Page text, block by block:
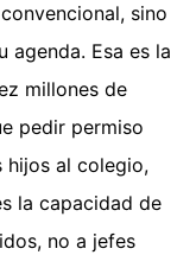
sino
agenda. Esa es la
millones de
pedir permiso
hijos al colegio,
la capacidad de
no a jefes